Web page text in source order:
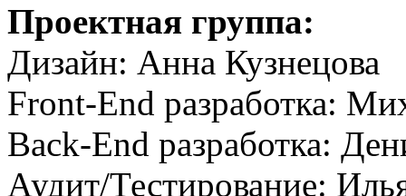
Проектная группа:
Дизайн: Анна Кузнецова
Front-End разработка:
Back-End разработка:
Аудит/Тестирование: